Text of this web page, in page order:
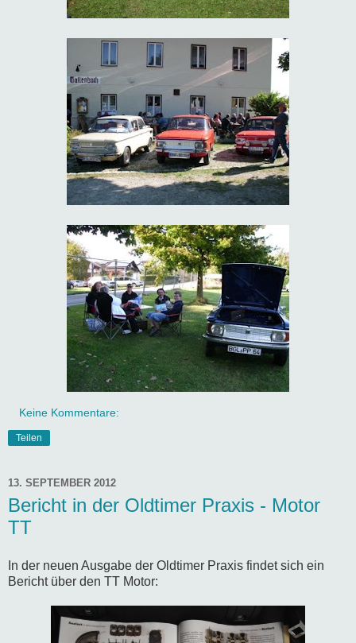
Keine Kommentare:
Teilen
13. SEPTEMBER 2012
Bericht in der Oldtimer Praxis - Motor
TT
In der neuen Ausgabe der Oldtimer Praxis findet sich ein
Bericht über den TT Motor: